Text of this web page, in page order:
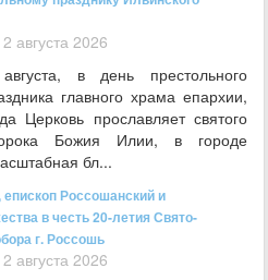
2 августа 2026
в день престольного
главного храма епархии,
Церковь прославляет святого
Божия Илии, в городе
бл...
Россошанский и
в честь 20-летия Свято-
г. Россошь
2 августа 2026